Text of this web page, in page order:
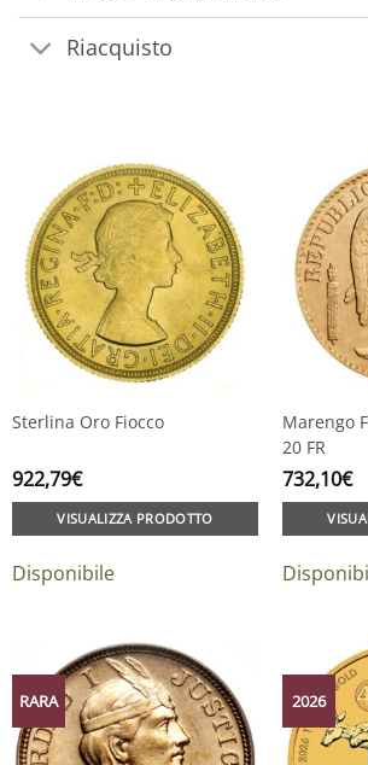
Riacquisto
Sterlina Oro Fiocco
922,79€
VISUALIZZA PRODOTTO
Disponibile
Marengo
20 FR
732,10€
RARA 2026